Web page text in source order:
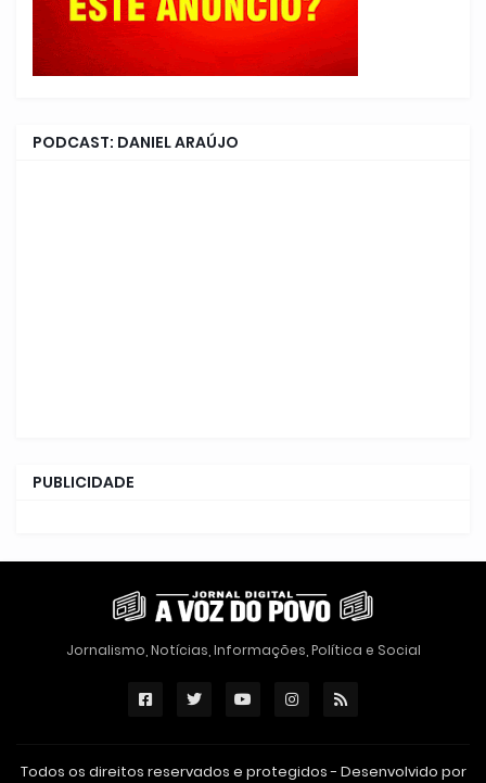
PODCAST: DANIEL ARAÚJO
PUBLICIDADE
Jornalismo, Notícias, Informações, Política e Social
Todos os direitos reservados e protegidos - Desenvolvido por